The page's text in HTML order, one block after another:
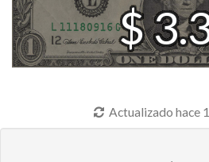
$
Actualizado hace